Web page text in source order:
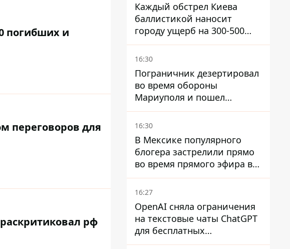
погибших и
переговоров для
рф
Каждый обстрел Киева
баллистикой наносит
городу ущерб на 300-500
миллионов - Петр
Пантелеев
16:30
Пограничник дезертировал
во время обороны
Мариуполя и пошел
служить в "ДНР" – ему
объявили подозрение,
16:30
В Мексике популярного
блогера застрелили прямо
во время прямого эфира в
TikTok
16:27
OpenAI сняла ограничения
на текстовые чаты ChatGPT
для бесплатных
пользователей